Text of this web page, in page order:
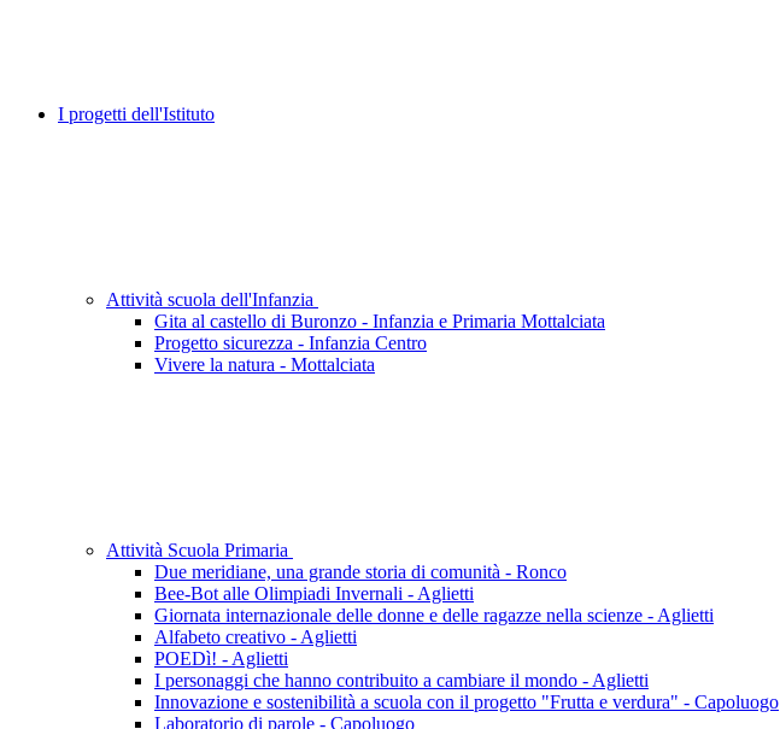
I progetti dell'Istituto
Attività scuola dell'Infanzia
Gita al castello di Buronzo - Infanzia e Primaria Mottalciata
Progetto sicurezza - Infanzia Centro
Vivere la natura - Mottalciata
Attività Scuola Primaria
Due meridiane, una grande storia di comunità - Ronco
Bee-Bot alle Olimpiadi Invernali - Aglietti
Giornata internazionale delle donne e delle ragazze nella scienze - Aglietti
Alfabeto creativo - Aglietti
POEDì! - Aglietti
I personaggi che hanno contribuito a cambiare il mondo - Aglietti
Innovazione e sostenibilità a scuola con il progetto "Frutta e verdura" - Capoluogo
Laboratorio di parole - Capoluogo